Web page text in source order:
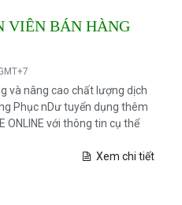
VIÊN BÁN HÀNG
và nâng cao chất lượng dịch
Phục nDư tuyển dụng thêm
ONLINE với thông tin cụ thể
Xem chi tiết